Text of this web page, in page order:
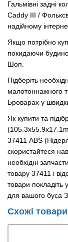
Гальмівні задні
Caddy III /
надійному
Якщо потрібно
покидаючи
Шоп.
Підберіть
малотоннажного
Броварах у
Як купити та
37411 ABS
скористайтеся
необхідні
товару 37411 і
товари покладіть
для вашого буса
Схожі товари